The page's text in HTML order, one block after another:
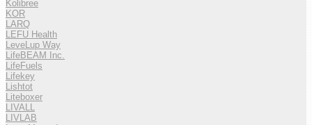
Kolibree
KOR
LARQ
LEFU Health
LeveLup Way
LifeBEAM Inc.
LifeFuels
Lifekey
Lishtot
Liteboxer
LIVALL
LIVLAB